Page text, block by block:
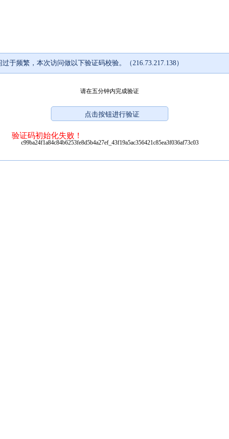
过于频繁，本次访问做以下验证码校验。（216.73.217.138）
请在五分钟内完成验证
验证码初始化失败！
c99ba24f1a84c84b6253fe8d5b4a27ef_43f19a5ac356421c85ea3f036af73c03